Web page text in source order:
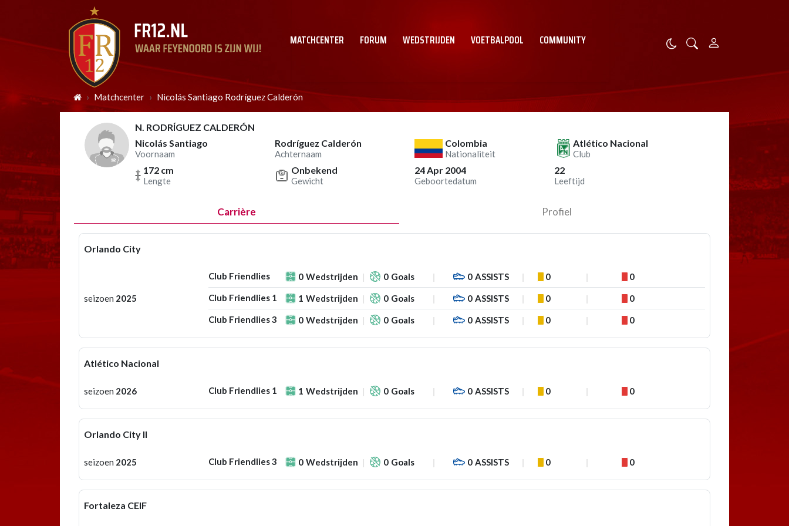
MATCHCENTER FORUM WEDSTRIJDEN VOETBALPOOL COMMUNITY
Matchcenter Nicolás Santiago Rodríguez Calderón
N. RODRÍGUEZ CALDERÓN
Nicolás Santiago
Voornaam
Rodríguez Calderón
Achternaam
Colombia
Nationaliteit
Atlético Nacional
Club
172 cm
Lengte
Onbekend
Gewicht
24 Apr 2004
Geboortedatum
22
Leeftijd
Carrière Profiel
Orlando City
seizoen 2025
Club Friendlies 0 Wedstrijden 0 Goals 0 ASSISTS 0 0
Club Friendlies 1 1 Wedstrijden 0 Goals 0 ASSISTS 0 0
Club Friendlies 3 0 Wedstrijden 0 Goals 0 ASSISTS 0 0
Atlético Nacional
seizoen 2026 Club Friendlies 1 1 Wedstrijden 0 Goals 0 ASSISTS 0 0
Orlando City II
seizoen 2025 Club Friendlies 3 0 Wedstrijden 0 Goals 0 ASSISTS 0 0
Fortaleza CEIF